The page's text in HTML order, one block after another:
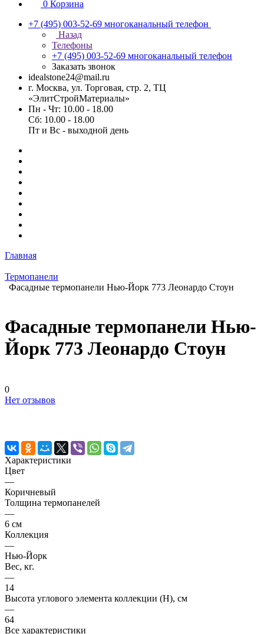
0 Корзина
+7 (495) 003-52-69 многоканальный телефон
Назад
Телефоны
+7 (495) 003-52-69 многоканальный телефон
Заказать звонок
idealstone24@mail.ru
г. Москва, ул. Торговая, стр. 2, ТЦ
«ЭлитСтройМатериалы»
Пн - Чт: 10.00 - 18.00
Сб: 10.00 - 18.00
Пт и Вс - выходной день
Главная
Термопанели
Фасадные термопанели Нью-Йорк 773 Леонардо Стоун
Фасадные термопанели Нью-
Йорк 773 Леонардо Стоун
0
Нет отзывов
Характеристики
Цвет
—
Коричневый
Толщина термопанелей
—
6 см
Коллекция
—
Нью-Йорк
Вес, кг.
—
14
Высота углового элемента коллекции (H), см
—
64
Все характеристики